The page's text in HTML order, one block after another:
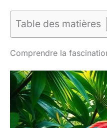
Table des matières
Comprendre la